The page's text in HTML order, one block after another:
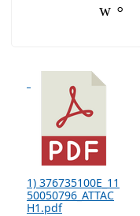
w。
1) 376735100E_11
50050796_ATTAC
H1.pdf